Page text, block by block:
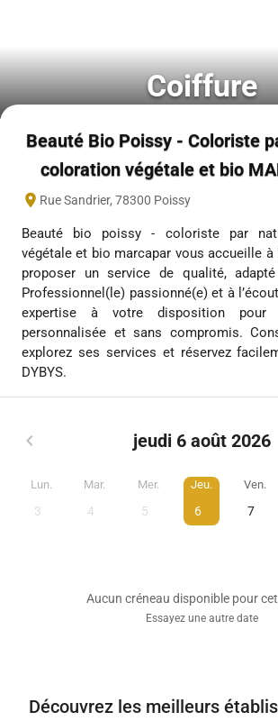
Coiffure
Beauté Bio Poissy - Coloriste
coloration végétale et bio
Rue Sandrier, 78300 Poissy
Beauté bio poissy - coloriste par
végétale et bio marcapar vous accueille à
proposer un service de qualité,
Professionnel(le) passionné(e) et à
expertise à votre disposition pour
personnalisée et sans compromis.
explorez ses services et réservez
DYBYS.
jeudi 6 août 2026
Lun.
3
Mar.
4
Mer.
5
Jeu.
6
Ven.
7
Aucun créneau disponible pour
Essayez une autre date
Découvrez les meilleurs